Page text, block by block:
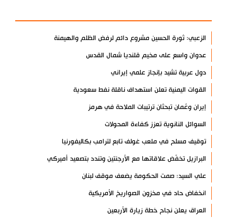
الزعبي: ثورة الحسين مشروع دائم لرفض الظلم والهيمنة
عدوان واسع على مخيم قلنديا شمال القدس
دول عربية تشيد بإنجاز علمي إيراني
القوات اليمنية تعلن استهداف ناقلة نفط سعودية
إيران وعُمان تبحثان ترتيبات الملاحة في هرمز
السوائل النانوية تعزز كفاءة المحولات
توقيف مسلح في ملعب غولف تابع لترامب بكاليفورنيا
البرازيل تخفّض علاقاتها مع الأرجنتين وتندد بتصعيد أميركي
علي السيد: صمت الحكومة يضعف موقف لبنان
انخفاض حاد في مخزون الصواريخ الأمريكية
العراق يعلن نجاح خطة زيارة الأربعين